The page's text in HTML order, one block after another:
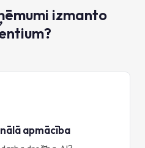
izmanto
apmācība